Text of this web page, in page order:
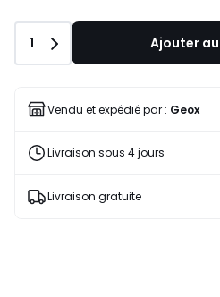
au
de
65,00
41%
réduction
appliquée.
Quantité
1 Ajouter
Vendu et expédié par : Geox
Livraison sous 4 jours
Livraison gratuite